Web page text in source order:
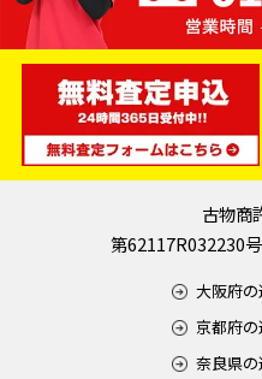
古物商
第62117R032230
大阪府
京都府
奈良県